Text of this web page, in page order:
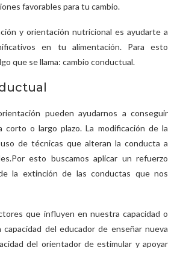
favorables para tu cambio.
y orientación nutricional es ayudarte a
en tu alimentación. Para esto
que se llama: cambio conductual.
pueden ayudarnos a conseguir
corto o largo plazo. La modificación de la
de técnicas que alteran la conducta a
esto buscamos aplicar un refuerzo
la extinción de las conductas que nos
que influyen en nuestra capacidad o
capacidad del educador de enseñar nueva
del orientador de estimular y apoyar